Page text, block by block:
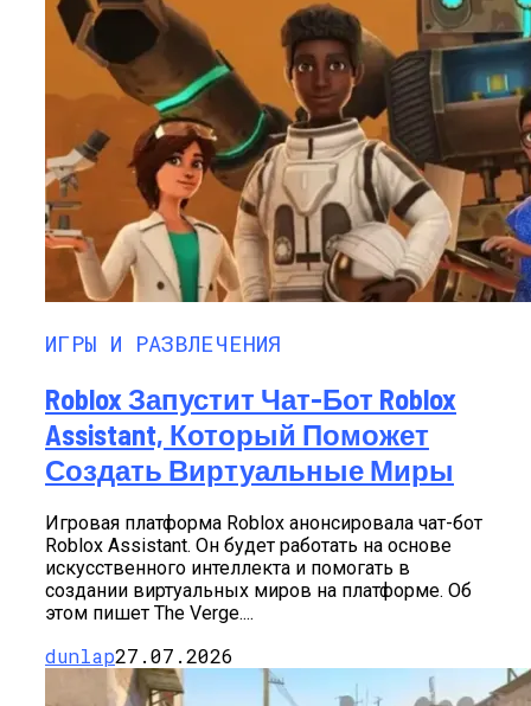
ИГРЫ И РАЗВЛЕЧЕНИЯ
Roblox Запустит Чат-Бот Roblox
Assistant, Который Поможет
Создать Виртуальные Миры
Игровая платформа Roblox анонсировала чат-бот
Roblox Assistant. Он будет работать на основе
искусственного интеллекта и помогать в
создании виртуальных миров на платформе. Об
этом пишет The Verge....
dunlap27.07.2026